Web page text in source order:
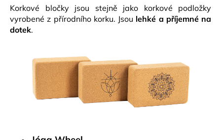
Korkové bločky jsou stejně jako korkové podložky
vyrobené z přírodního korku. Jsou lehké a příjemné na
dotek.